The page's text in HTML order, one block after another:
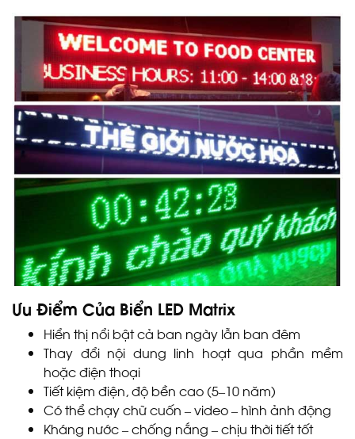
Ưu Điểm Của Biển LED Matrix
Hiển thị nổi bật cả ban ngày lẫn ban đêm
Thay đổi nội dung linh hoạt qua phần mềm
hoặc điện thoại
Tiết kiệm điện, độ bền cao (5–10 năm)
Có thể chạy chữ cuốn – video – hình ảnh động
Kháng nước – chống nắng – chịu thời tiết tốt